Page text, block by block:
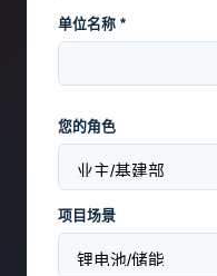
单位名称 *
您的角色
项目场景